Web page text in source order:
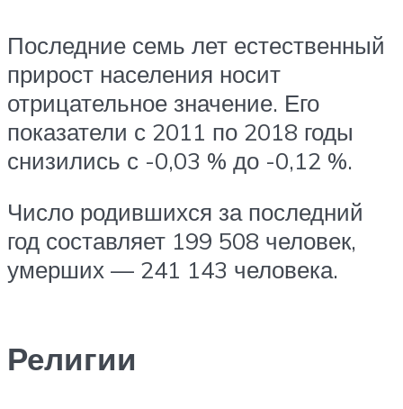
Последние семь лет естественный
прирост населения носит
отрицательное значение. Его
показатели с 2011 по 2018 годы
снизились с -0,03 % до -0,12 %.
Число родившихся за последний
год составляет 199 508 человек,
умерших — 241 143 человека.
Религии